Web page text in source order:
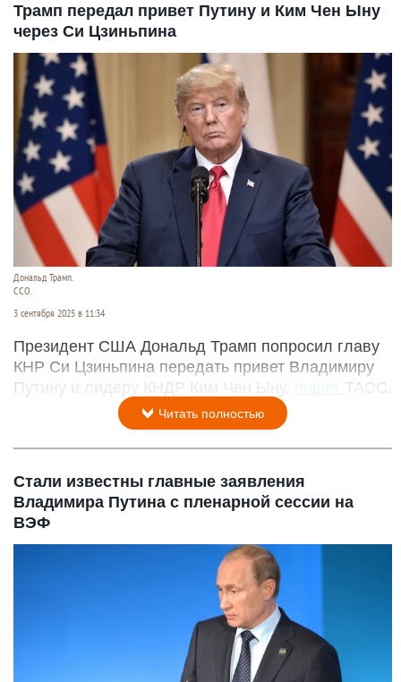
Трамп передал привет Путину и Ким Чен Ыну
через Си Цзиньпина
Дональд Трамп.
CCO.
3 сентября 2025 в 11:34
Президент США Дональд Трамп попросил главу
КНР Си Цзиньпина передать привет Владимиру
Путину и лидеру КНДР Ким Чен Ыну,
ТАСС.
Читать полностью
Стали известны главные заявления
Владимира Путина с пленарной сессии на
ВЭФ